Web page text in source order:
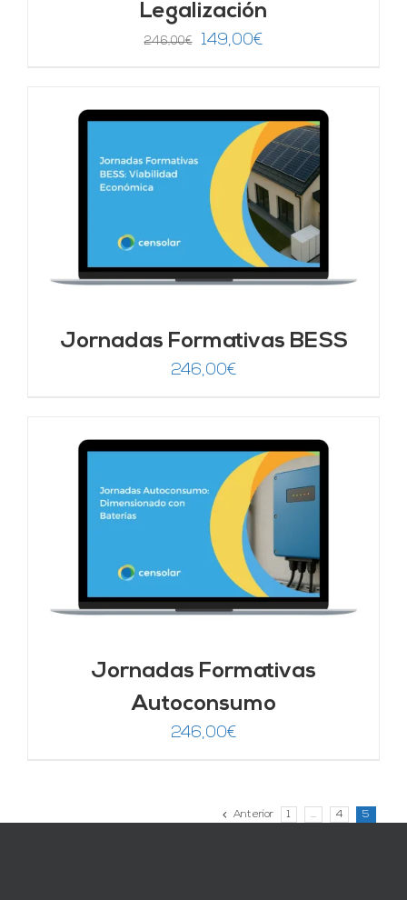
Legalización
246,00€
El
era:
246,00€.
149,00€El
es:
149,00€.
Jornadas Formativas BESS
246,00€
Jornadas Formativas
Autoconsumo
246,00€
Anterior 1 … 4 5